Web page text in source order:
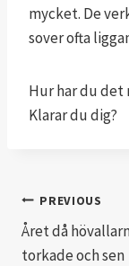
mycket. De
sover ofta
Hur har du det
Klarar du dig?
PREVIOUS
Året då
torkade och sen